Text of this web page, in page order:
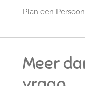
Plan een
Meer